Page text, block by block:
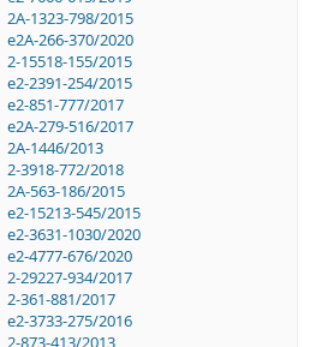
2A-1323-798/2015
e2A-266-370/2020
2-15518-155/2015
e2-2391-254/2015
e2-851-777/2017
e2A-279-516/2017
2A-1446/2013
2-3918-772/2018
2A-563-186/2015
e2-15213-545/2015
e2-3631-1030/2020
e2-4777-676/2020
2-29227-934/2017
2-361-881/2017
e2-3733-275/2016
2-873-413/2013